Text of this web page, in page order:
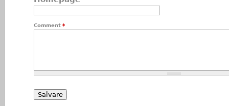
Comment *